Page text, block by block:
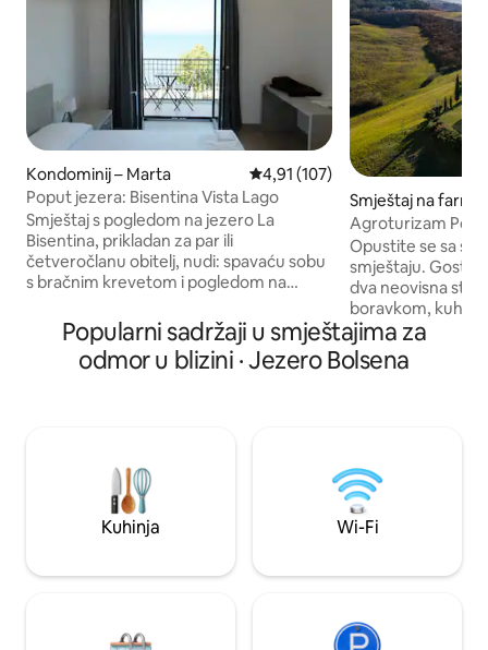
Kondominij – Marta Prosječna ocjena: 4,91/5,
4,91 (107)
Poput jezera: Bisentina Vista Lago
Smještaj s pogledom na jezero La
Bisentina, prikladan za par ili
četveročlanu obitelj, nudi: spavaću sobu
s bračnim krevetom i pogledom na
dvostrukim kaučem na razvlačenje,
kuhinju, dnevni boravak, kupaonicu s
tuš-kadom i balkon. Dodatne usluge
putem privatne poruke
Smještaj na farmi
a D'orcia
Agroturizam
Memoria
Opustite se sa
smještaju.
dva neovisna
boravkom,
kupaonicom.
s drugim gostima
tako da svatko
Da biste došli do
km po
Popularni sadržaji u smještajima za
odmor u blizini · Jezero Bolsena
Kuhinja Wi-Fi